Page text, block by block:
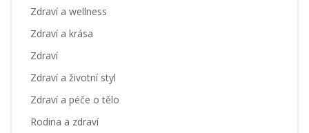
Zdraví a wellness
Zdraví a krása
Zdraví
Zdraví a životní styl
Zdraví a péče o tělo
Rodina a zdraví